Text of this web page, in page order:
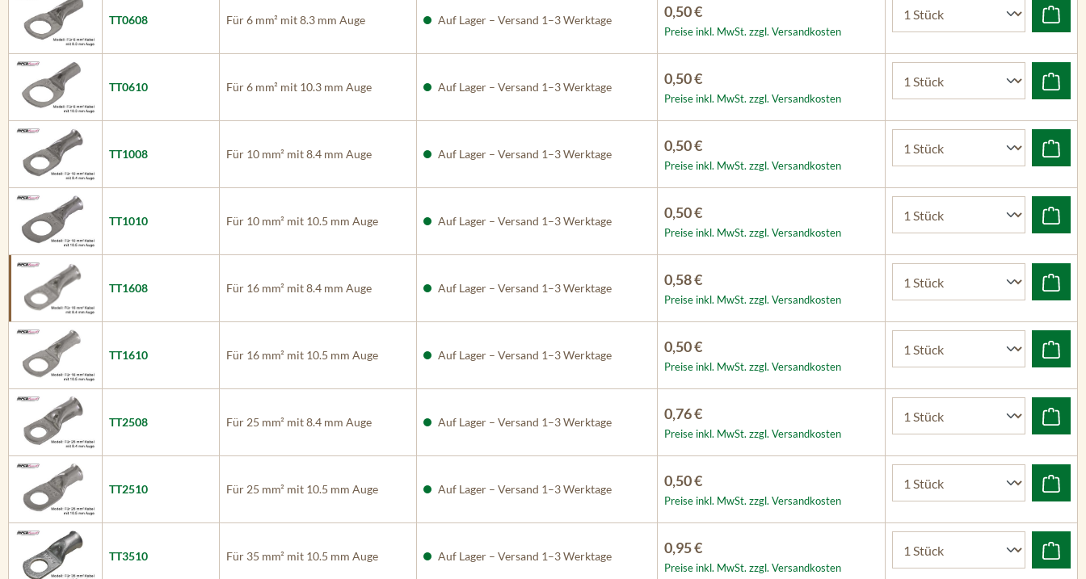
TT0608 Für 6 mm² mit 8.3 mm Auge Auf Lager – Versand 1–3 Werktage 0,50 €
Preise inkl. MwSt. zzgl. Versandkosten
TT0610 Für 6 mm² mit 10.3 mm Auge Auf Lager – Versand 1–3 Werktage 0,50 €
Preise inkl. MwSt. zzgl. Versandkosten
TT1008 Für 10 mm² mit 8.4 mm Auge Auf Lager – Versand 1–3 Werktage 0,50 €
Preise inkl. MwSt. zzgl. Versandkosten
TT1010 Für 10 mm² mit 10.5 mm Auge Auf Lager – Versand 1–3 Werktage 0,50 €
Preise inkl. MwSt. zzgl. Versandkosten
TT1608 Für 16 mm² mit 8.4 mm Auge Auf Lager – Versand 1–3 Werktage 0,58 €
Preise inkl. MwSt. zzgl. Versandkosten
TT1610 Für 16 mm² mit 10.5 mm Auge Auf Lager – Versand 1–3 Werktage 0,50 €
Preise inkl. MwSt. zzgl. Versandkosten
TT2508 Für 25 mm² mit 8.4 mm Auge Auf Lager – Versand 1–3 Werktage 0,76 €
Preise inkl. MwSt. zzgl. Versandkosten
TT2510 Für 25 mm² mit 10.5 mm Auge Auf Lager – Versand 1–3 Werktage 0,50 €
Preise inkl. MwSt. zzgl. Versandkosten
TT3510 Für 35 mm² mit 10.5 mm Auge Auf Lager – Versand 1–3 Werktage 0,95 €
Preise inkl. MwSt. zzgl. Versandkosten